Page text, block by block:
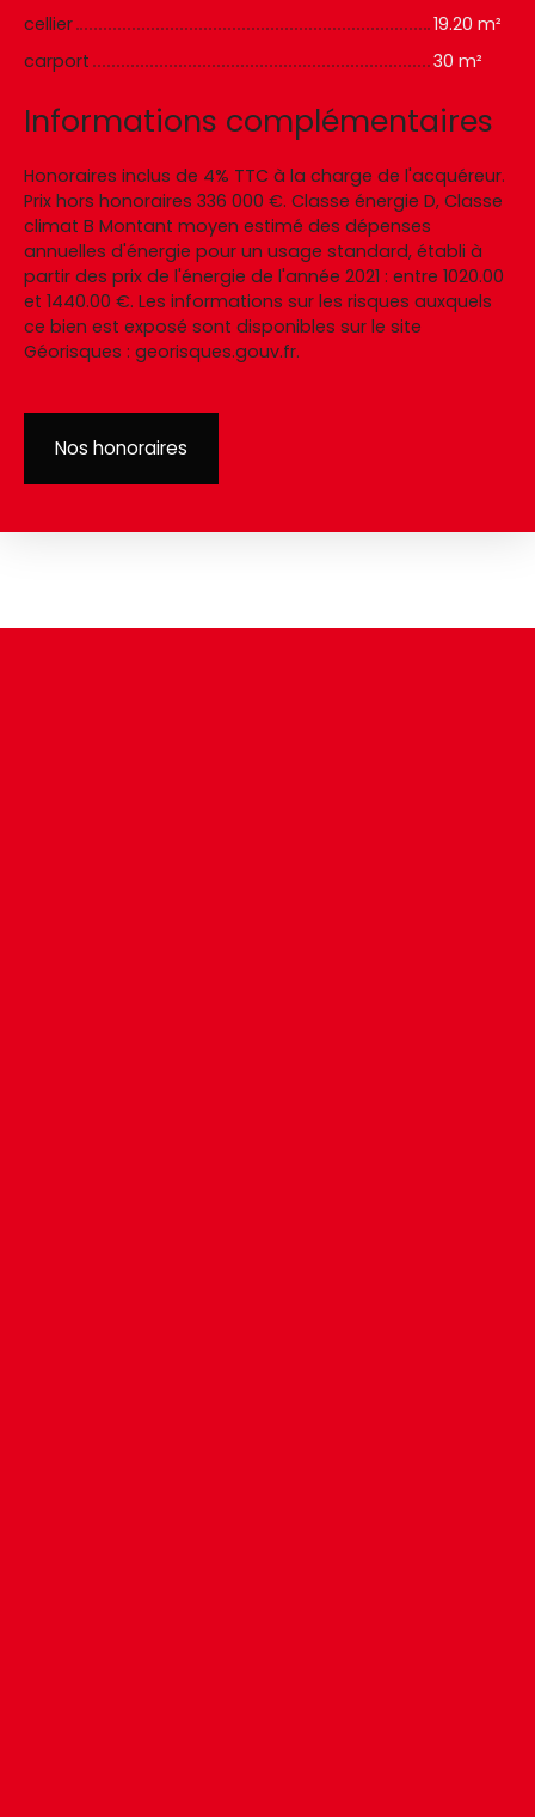
cellier
19.20 m²
carport
30 m²
Informations complémentaires
Honoraires inclus de 4% TTC à la charge de l'acquéreur.
Prix hors honoraires 336 000 €. Classe énergie D, Classe
climat B Montant moyen estimé des dépenses
annuelles d'énergie pour un usage standard, établi à
partir des prix de l'énergie de l'année 2021 : entre 1020.00
et 1440.00 €. Les informations sur les risques auxquels
ce bien est exposé sont disponibles sur le site
Géorisques : georisques.gouv.fr.
Nos honoraires